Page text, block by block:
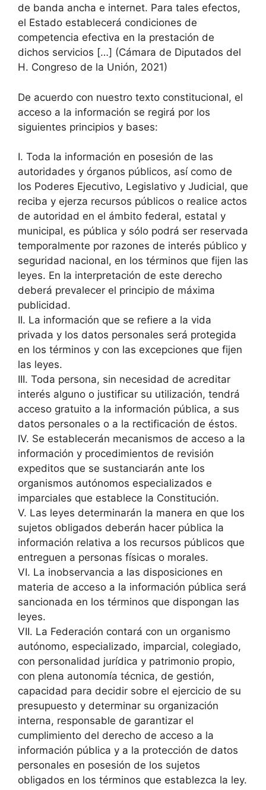
de banda ancha e internet. Para tales efectos,
el Estado establecerá condiciones de
competencia efectiva en la prestación de
dichos servicios […] (Cámara de Diputados del
H. Congreso de la Unión, 2021)
De acuerdo con nuestro texto constitucional, el
acceso a la información se regirá por los
siguientes principios y bases:
I. Toda la información en posesión de las
autoridades y órganos públicos, así como de
los Poderes Ejecutivo, Legislativo y Judicial, que
reciba y ejerza recursos públicos o realice actos
de autoridad en el ámbito federal, estatal y
municipal, es pública y sólo podrá ser reservada
temporalmente por razones de interés público y
seguridad nacional, en los términos que fijen las
leyes. En la interpretación de este derecho
deberá prevalecer el principio de máxima
publicidad.
II. La información que se refiere a la vida
privada y los datos personales será protegida
en los términos y con las excepciones que fijen
las leyes.
III. Toda persona, sin necesidad de acreditar
interés alguno o justificar su utilización, tendrá
acceso gratuito a la información pública, a sus
datos personales o a la rectificación de éstos.
IV. Se establecerán mecanismos de acceso a la
información y procedimientos de revisión
expeditos que se sustanciarán ante los
organismos autónomos especializados e
imparciales que establece la Constitución.
V. Las leyes determinarán la manera en que los
sujetos obligados deberán hacer pública la
información relativa a los recursos públicos que
entreguen a personas físicas o morales.
VI. La inobservancia a las disposiciones en
materia de acceso a la información pública será
sancionada en los términos que dispongan las
leyes.
VII. La Federación contará con un organismo
autónomo, especializado, imparcial, colegiado,
con personalidad jurídica y patrimonio propio,
con plena autonomía técnica, de gestión,
capacidad para decidir sobre el ejercicio de su
presupuesto y determinar su organización
interna, responsable de garantizar el
cumplimiento del derecho de acceso a la
información pública y a la protección de datos
personales en posesión de los sujetos
obligados en los términos que establezca la ley.